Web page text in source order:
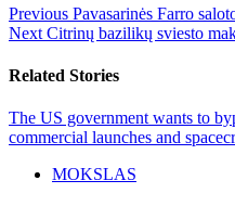
Previous Pavasarinės Farro
Next Citrinų bazilikų sviesto
Related Stories
The US government wants to
commercial launches and
MOKSLAS